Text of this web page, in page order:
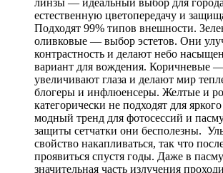
линзы — идеальный выбор для
естественную цветопередачу и
Подходят 99% типов внешности.
оливковые — выбор эстетов. Они
контрастность и делают небо
вариант для вождения. Коричневые
увеличивают глаза и делают мир
блогеры и инфлюенсеры. Желтые и
категорически не подходят для
модный тренд для фотосессий и
защиты сетчатки они бесполезны.
свойство накапливаться, так что
проявиться спустя годы. Даже в
значительная часть излучения